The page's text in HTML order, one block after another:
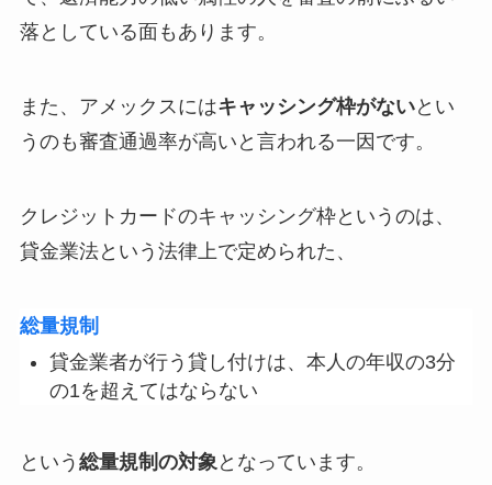
落としている面もあります。
また、アメックスにはキャッシング枠がないとい
うのも審査通過率が高いと言われる一因です。
クレジットカードのキャッシング枠というのは、
貸金業法という法律上で定められた、
総量規制
貸金業者が行う貸し付けは、本人の年収の3分
の1を超えてはならない
という 総量規制の対象 となっています。